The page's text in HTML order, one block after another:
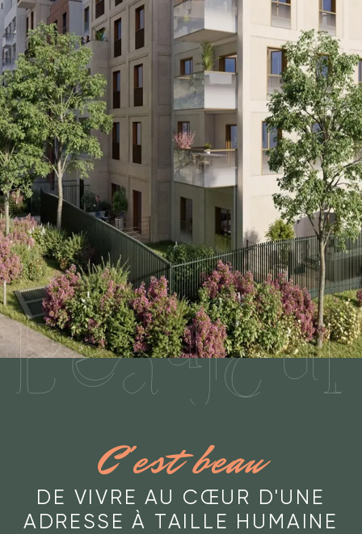
C'est beau
DE VIVRE AU CŒUR D'UNE
ADRESSE À TAILLE HUMAINE